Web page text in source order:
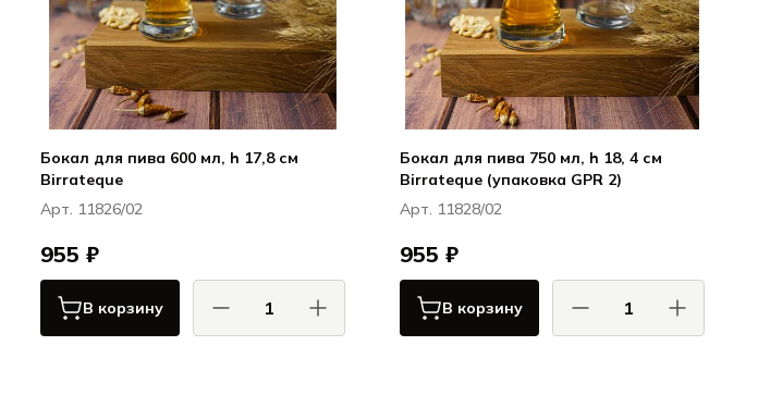
Бокал для пива 600 мл, h 17,8 см
Birrateque
Арт. 11826/02
955 ₽
В корзину
Бокал для пива 750 мл, h 18, 4 см
Birrateque (упаковка GPR 2)
Арт. 11828/02
955 ₽
В корзину